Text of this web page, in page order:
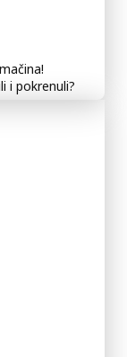
i pokrenuli?